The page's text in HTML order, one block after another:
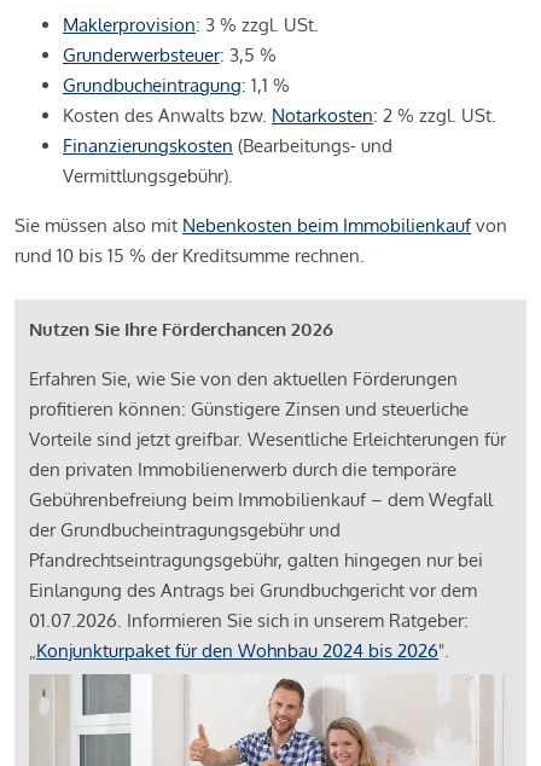
Maklerprovision: 3 % zzgl. USt.
Grunderwerbsteuer: 3,5 %
Grundbucheintragung: 1,1 %
Kosten des Anwalts bzw. Notarkosten: 2 % zzgl. USt.
Finanzierungskosten (Bearbeitungs- und
Vermittlungsgebühr).
Sie müssen also mit Nebenkosten beim Immobilienkaufvon
rund 10 bis 15 % der Kreditsumme rechnen.
Nutzen Sie Ihre Förderchancen 2026
Erfahren Sie, wie Sie von den aktuellen Förderungen
profitieren können: Günstigere Zinsen und steuerliche
Vorteile sind jetzt greifbar. Wesentliche Erleichterungen für
den privaten Immobilienerwerb durch die temporäre
Gebührenbefreiung beim Immobilienkauf – dem Wegfall
der Grundbucheintragungsgebühr und
Pfandrechtseintragungsgebühr, galten hingegen nur bei
Einlangung des Antrags bei Grundbuchgericht vor dem
01.07.2026. Informieren Sie sich in unserem Ratgeber:
„Konjunkturpaket für den Wohnbau 2024 bis 2026".